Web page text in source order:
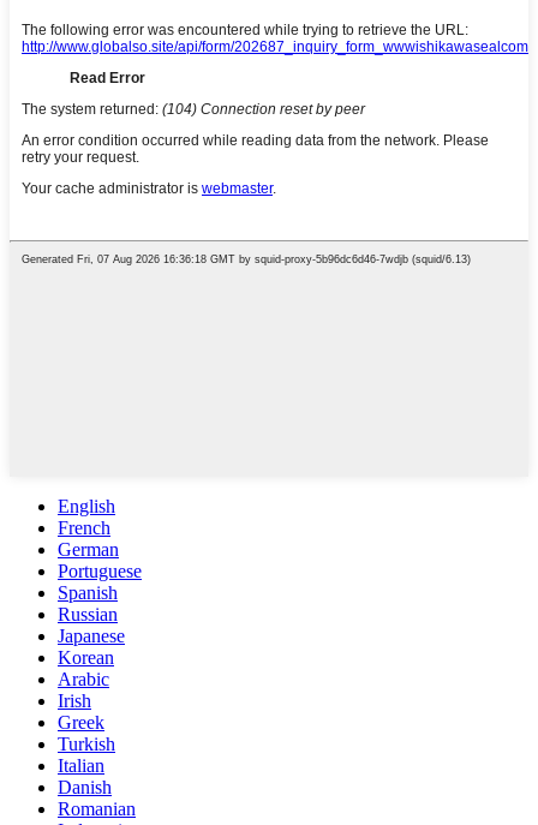
English
French
German
Portuguese
Spanish
Russian
Japanese
Korean
Arabic
Irish
Greek
Turkish
Italian
Danish
Romanian